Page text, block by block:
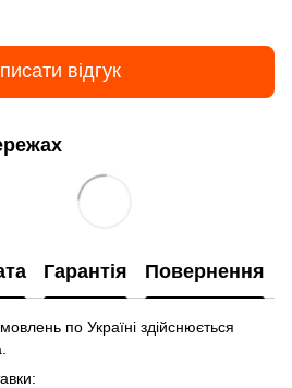
відгук
Гарантія Повернення
по Україні здійснюється